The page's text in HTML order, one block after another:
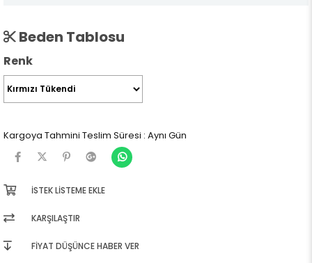
Beden Tablosu
Renk
Kargoya Tahmini Teslim Süresi : Aynı Gün
İSTEK LISTEME EKLE
KARŞILAŞTIR
FIYAT DÜŞÜNCE HABER VER